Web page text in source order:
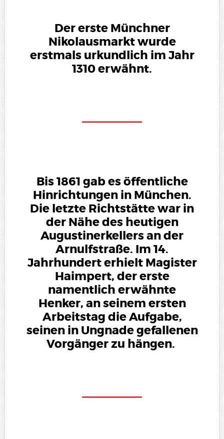
Der erste Münchner
Nikolausmarkt wurde
erstmals urkundlich im Jahr
1310 erwähnt.
Bis 1861 gab es öffentliche
Hinrichtungen in München.
Die letzte Richtstätte war in
der Nähe des heutigen
Augustinerkellers an der
Arnulfstraße. Im 14.
Jahrhundert erhielt Magister
Haimpert, der erste
namentlich erwähnte
Henker, an seinem ersten
Arbeitstag die Aufgabe,
seinen in Ungnade gefallenen
Vorgänger zu hängen.